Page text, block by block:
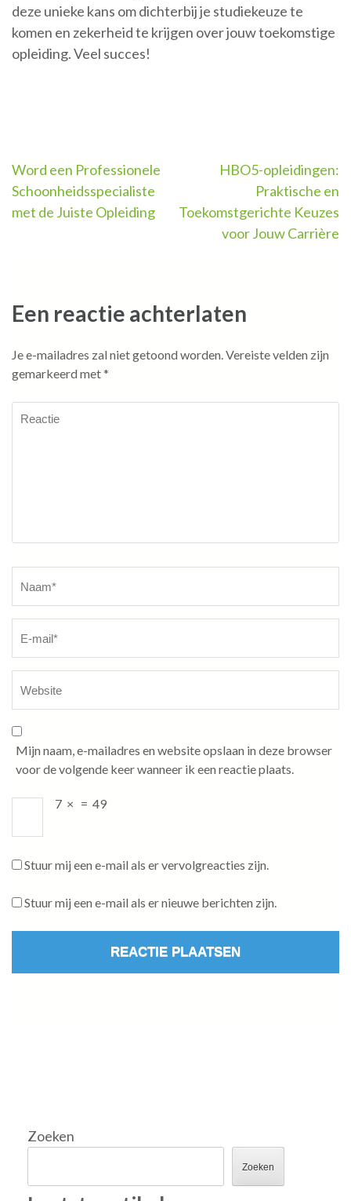
deze unieke kans om dichterbij je studiekeuze te
komen en zekerheid te krijgen over jouw toekomstige
opleiding. Veel succes!
Berichtnavigatie
Word een Professionele
Schoonheidsspecialiste
met de Juiste Opleiding
HBO5-opleidingen:
Praktische en
Toekomstgerichte Keuzes
voor Jouw Carrière
Een reactie achterlaten
Je e-mailadres zal niet getoond worden.Vereiste velden zijn
gemarkeerd met*
Mijn naam, e-mailadres en website opslaan in deze browser
voor de volgende keer wanneer ik een reactie plaats.
7 × = 49
Stuur mij een e-mail als er vervolgreacties zijn.
Stuur mij een e-mail als er nieuwe berichten zijn.
Zoeken
Zoeken